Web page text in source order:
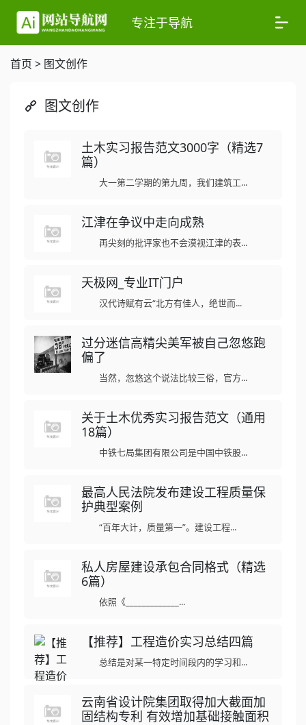
专注于导航
首页 > 图文创作
图文创作
土木实习报告范文3000字（精选7
篇）
大一第二学期的第九周，我们建筑工...
江津在争议中走向成熟
再尖刻的批评家也不会漠视江津的表...
天极网_专业IT门户
汉代诗赋有云“北方有佳人，绝世而...
过分迷信高精尖美军被自己忽悠跑
偏了
当然，忽悠这个说法比较三俗，官方...
关于土木优秀实习报告范文（通用
18篇）
中铁七局集团有限公司是中国中铁股...
最高人民法院发布建设工程质量保
护典型案例
“百年大计，质量第一”。建设工程...
私人房屋建设承包合同格式（精选
6篇）
依照《_____________...
【推荐】工程造价实习总结四篇
总结是对某一特定时间段内的学习和...
云南省设计院集团取得加大截面加
固结构专利 有效增加基础接触面积